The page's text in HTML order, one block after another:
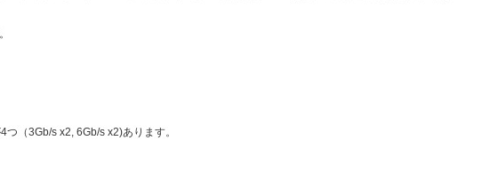
（3Gb/s x2, 6Gb/s x2)あります。